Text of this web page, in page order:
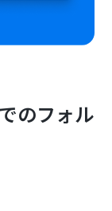
のフォル